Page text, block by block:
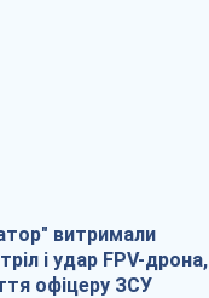
витримали
і удар FPV-дрона,
офіцеру ЗСУ